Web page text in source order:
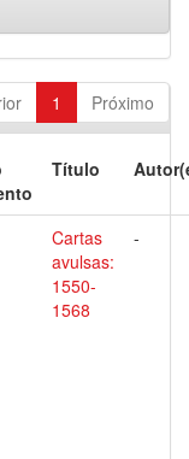
1 Próximo
Título
Cartas
avulsas:
1550-
1568
-